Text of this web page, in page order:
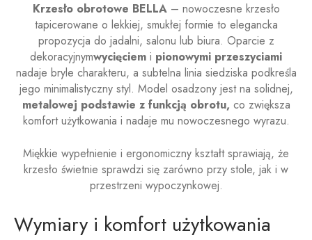
Krzesło obrotowe BELLA– nowoczesne krzesło
tapicerowane o lekkiej, smukłej formie to elegancka
propozycja do jadalni, salonu lub biura. Oparcie z
dekoracyjnymwycięciem i pionowymi przeszyciami
nadaje bryle charakteru, a subtelna linia siedziska podkreśla
jego minimalistyczny styl. Model osadzony jest na solidnej,
metalowej podstawie z funkcją obrotu, co zwiększa
komfort użytkowania i nadaje mu nowoczesnego wyrazu.
Miękkie wypełnienie i ergonomiczny kształt sprawiają, że
krzesło świetnie sprawdzi się zarówno przy stole, jak i w
przestrzeni wypoczynkowej.
Wymiary i komfort użytkowania